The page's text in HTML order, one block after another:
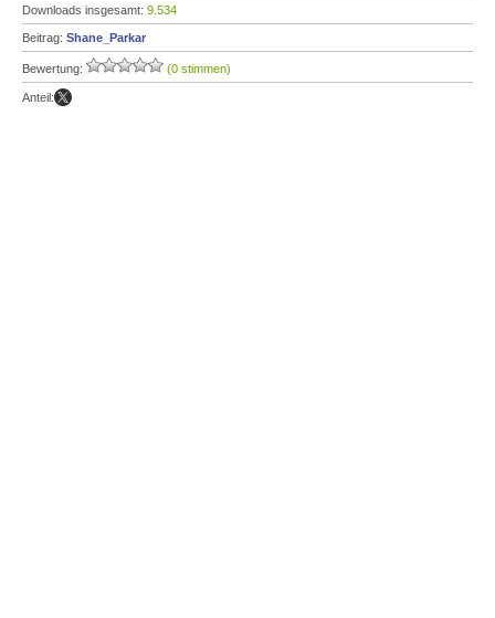
Downloads insgesamt: 9.534
Beitrag: Shane_Parkar
Bewertung: (0 stimmen)
Anteil: